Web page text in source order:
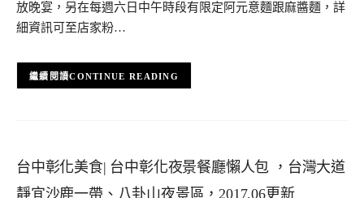
放晚宴，另在每週六日中午時段有限定阿元意麵跟麻醬麵，詳
細資訊可至店家粉…
CONTINUE READING
台中彰化美食| 台中彰化夜景餐廳懶人包 ，台灣大道
靜宜沙鹿一帶、八卦山夜景區，2017.06更新